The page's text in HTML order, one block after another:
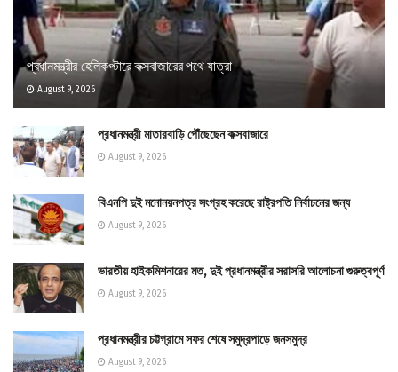
প্রধানমন্ত্রীর হেলিকপ্টারে কক্সবাজারের পথে যাত্রা
August 9, 2026
প্রধানমন্ত্রী মাতারবাড়ি পৌঁছেছেন কক্সবাজারে
August 9, 2026
বিএনপি দুই মনোনয়নপত্র সংগ্রহ করেছে রাষ্ট্রপতি নির্বাচনের জন্য
August 9, 2026
ভারতীয় হাইকমিশনারের মত, দুই প্রধানমন্ত্রীর সরাসরি আলোচনা গুরুত্বপূর্ণ
August 9, 2026
প্রধানমন্ত্রীর চট্টগ্রামে সফর শেষে সমুদ্রপাড়ে জনসমুদ্র
August 9, 2026